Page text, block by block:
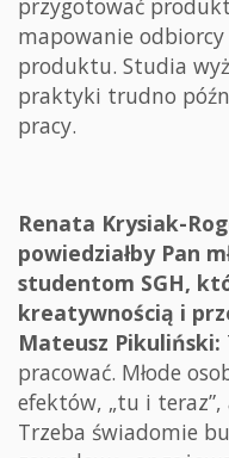
przygotować
mapowanie
produktu. Studia
praktyki trudno
pracy.
Renata Krysiak-
powiedziałby Pan
studentom SGH,
kreatywnością i
Mateusz Pikuliński:
pracować. Młode
efektów, „tu i
Trzeba świadomie